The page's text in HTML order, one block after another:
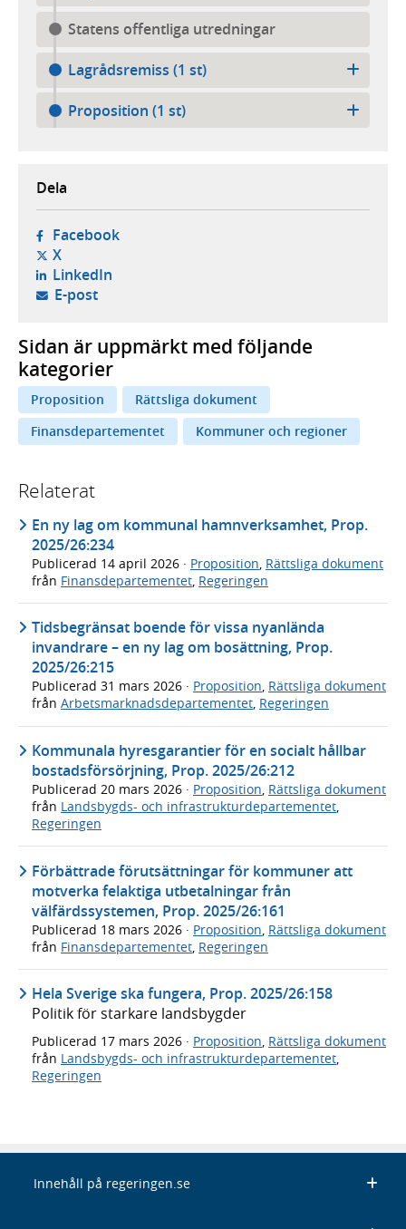
Statens offentliga utredningar
Lagrådsremiss (1 st)
Proposition (1 st)
Dela
Facebook- öppnas i ny flik, extern webbplats,
X- öppnas i ny flik, extern webbplats,
LinkedIn- öppnas i ny flik, extern webbplats,
E-post- öppnar din e-postklient,
Sidan är uppmärkt med följande
kategorier
Proposition
Rättsliga dokument
Finansdepartementet
Kommuner och regioner
Relaterat
En ny lag om kommunal hamnverksamhet, Prop.
2025/26:234
Publicerad 14 april 2026 · Proposition Rättsliga dokument
från Finansdepartementet Regeringen
Tidsbegränsat boende för vissa nyanlända
invandrare – en ny lag om bosättning, Prop.
2025/26:215
Publicerad 31 mars 2026 · Proposition, Rättsliga dokument
från Arbetsmarknadsdepartementet, Regeringen
Kommunala hyresgarantier för en socialt hållbar
bostadsförsörjning, Prop. 2025/26:212
Publicerad 20 mars 2026 · Proposition, Rättsliga dokument
från Landsbygds- och infrastrukturdepartementet,
Regeringen
Förbättrade förutsättningar för kommuner att
motverka felaktiga utbetalningar från
välfärdssystemen, Prop. 2025/26:161
Publicerad 18 mars 2026 · Proposition Rättsliga dokument
från Finansdepartementet Regeringen
Hela Sverige ska fungera, Prop. 2025/26:158
Politik för starkare landsbygder
Publicerad 17 mars 2026 · Proposition, Rättsliga dokument
från Landsbygds- och infrastrukturdepartementet,
Regeringen
Innehåll på regeringen.se